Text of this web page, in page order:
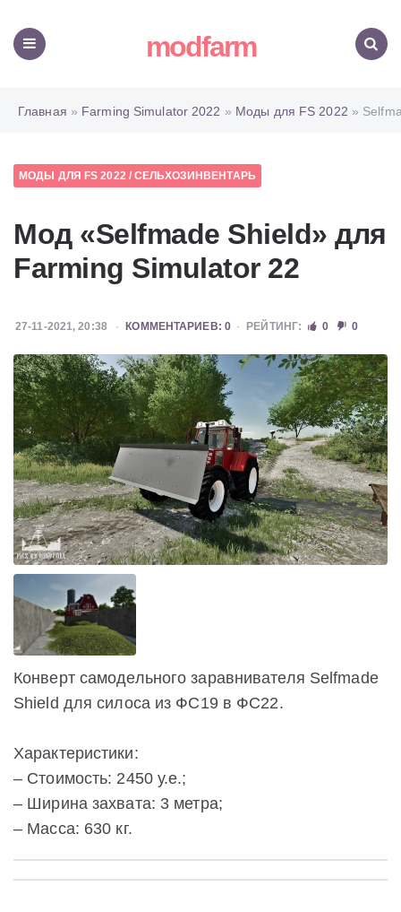
modfarm
Главная » Farming Simulator 2022 » Моды для FS 2022 »
МОДЫ ДЛЯ FS 2022/СЕЛЬХОЗИНВЕНТАРЬ
Мод «Selfmade Shield» для
Farming Simulator 22
27-11-2021, 20:38 КОММЕНТАРИЕВ: 0 РЕЙТИНГ: 0 0
Конверт самодельного заравнивателя Selfmade
Shield для силоса из ФС19 в ФС22.
Характеристики:
– Стоимость: 2450 у.е.;
– Ширина захвата: 3 метра;
– Масса: 630 кг.